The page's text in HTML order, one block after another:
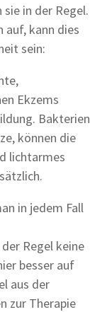
in der Regel.
auf, kann dies
sein:
Ekzems
Bakterien
können die
lichtarmes
in jedem Fall
Regel keine
besser auf
aus der
zur Therapie